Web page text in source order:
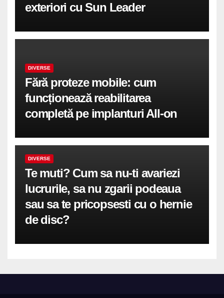
exteriori cu Sun Leader
DIVERSE
Fără proteze mobile: cum
funcționează reabilitarea
completă pe implanturi All-on
DIVERSE
Te muti? Cum sa nu-ti avariezi
lucrurile, sa nu zgarii podeaua
sau sa te pricopsesti cu o hernie
de disc?